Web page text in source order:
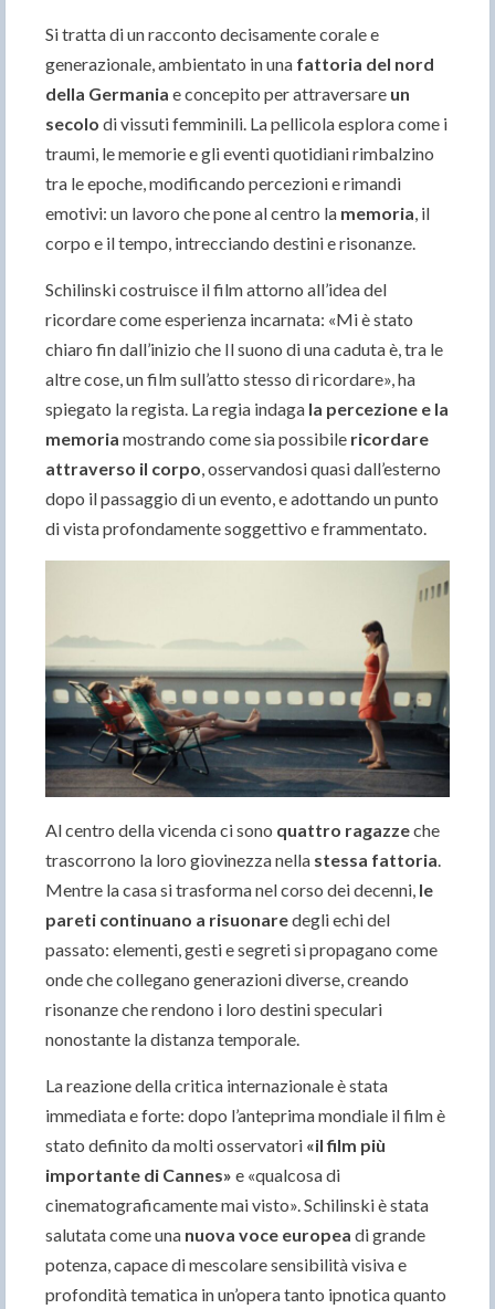
Si tratta di un racconto decisamente corale e
generazionale, ambientato in una fattoria del nord
della Germania e concepito per attraversare un
secolo di vissuti femminili. La pellicola esplora come i
traumi, le memorie e gli eventi quotidiani rimbalzino
tra le epoche, modificando percezioni e rimandi
emotivi: un lavoro che pone al centro la memoria, il
corpo e il tempo, intrecciando destini e risonanze.
Schilinski costruisce il film attorno all’idea del
ricordare come esperienza incarnata: «Mi è stato
chiaro fin dall’inizio che Il suono di una caduta è, tra le
altre cose, un film sull’atto stesso di ricordare», ha
spiegato la regista. La regia indaga la percezione e la
memoria mostrando come sia possibile ricordare
attraverso il corpo, osservandosi quasi dall’esterno
dopo il passaggio di un evento, e adottando un punto
di vista profondamente soggettivo e frammentato.
Al centro della vicenda ci sono quattro ragazzeche
trascorrono la loro giovinezza nella stessa fattoria
Mentre la casa si trasforma nel corso dei decenni, le
pareti continuano a risuonaredegli echi del
passato: elementi, gesti e segreti si propagano come
onde che collegano generazioni diverse, creando
risonanze che rendono i loro destini speculari
nonostante la distanza temporale.
La reazione della critica internazionale è stata
immediata e forte: dopo l’anteprima mondiale il film è
stato definito da molti osservatori «il film più
importante di Cannes» e «qualcosa di
cinematograficamente mai visto». Schilinski è stata
salutata come una nuova voce europea di grande
potenza, capace di mescolare sensibilità visiva e
profondità tematica in un’opera tanto ipnotica quanto